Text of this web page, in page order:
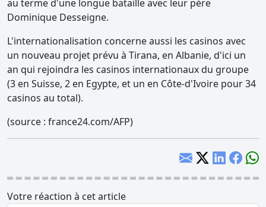
au terme d'une longue bataille avec leur père
Dominique Desseigne.
L'internationalisation concerne aussi les casinos avec
un nouveau projet prévu à Tirana, en Albanie, d'ici un
an qui rejoindra les casinos internationaux du groupe
(3 en Suisse, 2 en Egypte, et un en Côte-d'Ivoire pour 34
casinos au total).
(source : france24.com/AFP)
Votre réaction à cet article